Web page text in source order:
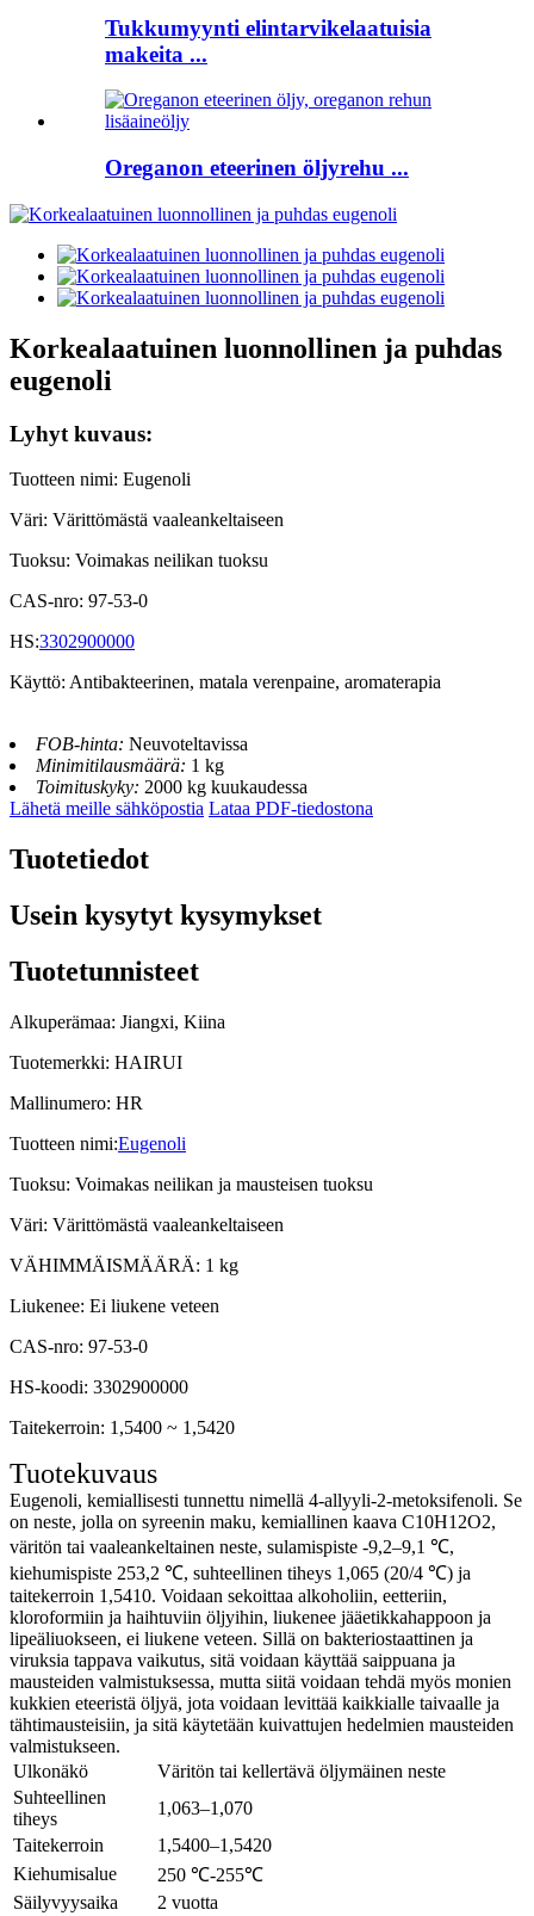
Tukkumyynti elintarvikelaatuisia
makeita ...
Oreganon eteerinen öljyrehu ...
Korkealaatuinen luonnollinen ja puhdas
eugenoli
Lyhyt kuvaus:
Tuotteen nimi: Eugenoli
Väri: Värittömästä vaaleankeltaiseen
Tuoksu: Voimakas neilikan tuoksu
CAS-nro: 97-53-0
HS:3302900000
Käyttö: Antibakteerinen, matala verenpaine, aromaterapia
FOB-hinta: Neuvoteltavissa
Minimitilausmäärä: 1 kg
Toimituskyky: 2000 kg kuukaudessa
Lähetä meille sähköpostia Lataa PDF-tiedostona
Tuotetiedot
Usein kysytyt kysymykset
Tuotetunnisteet
Alkuperämaa: Jiangxi, Kiina
Tuotemerkki: HAIRUI
Mallinumero: HR
Tuotteen nimi:Eugenoli
Tuoksu: Voimakas neilikan ja mausteisen tuoksu
Väri: Värittömästä vaaleankeltaiseen
VÄHIMMÄISMÄÄRÄ: 1 kg
Liukenee: Ei liukene veteen
CAS-nro: 97-53-0
HS-koodi: 3302900000
Taitekerroin: 1,5400 ~ 1,5420
Tuotekuvaus
Eugenoli, kemiallisesti tunnettu nimellä 4-allyyli-2-metoksifenoli. Se
on neste, jolla on syreenin maku, kemiallinen kaava C10H12O2,
väritön tai vaaleankeltainen neste, sulamispiste -9,2–9,1 ℃,
kiehumispiste 253,2 ℃, suhteellinen tiheys 1,065 (20/4 ℃) ja
taitekerroin 1,5410. Voidaan sekoittaa alkoholiin, eetteriin,
kloroformiin ja haihtuviin öljyihin, liukenee jääetikkahappoon ja
lipeäliuokseen, ei liukene veteen. Sillä on bakteriostaattinen ja
viruksia tappava vaikutus, sitä voidaan käyttää saippuana ja
mausteiden valmistuksessa, mutta siitä voidaan tehdä myös monien
kukkien eteeristä öljyä, jota voidaan levittää kaikkialle taivaalle ja
tähtimausteisiin, ja sitä käytetään kuivattujen hedelmien mausteiden
valmistukseen.
Ulkonäkö
Väritön tai kellertävä öljymäinen neste
Suhteellinen
tiheys
1,063–1,070
Taitekerroin
1,5400–1,5420
Kiehumisalue
250 ℃-255℃
Säilyvyysaika
2 vuotta